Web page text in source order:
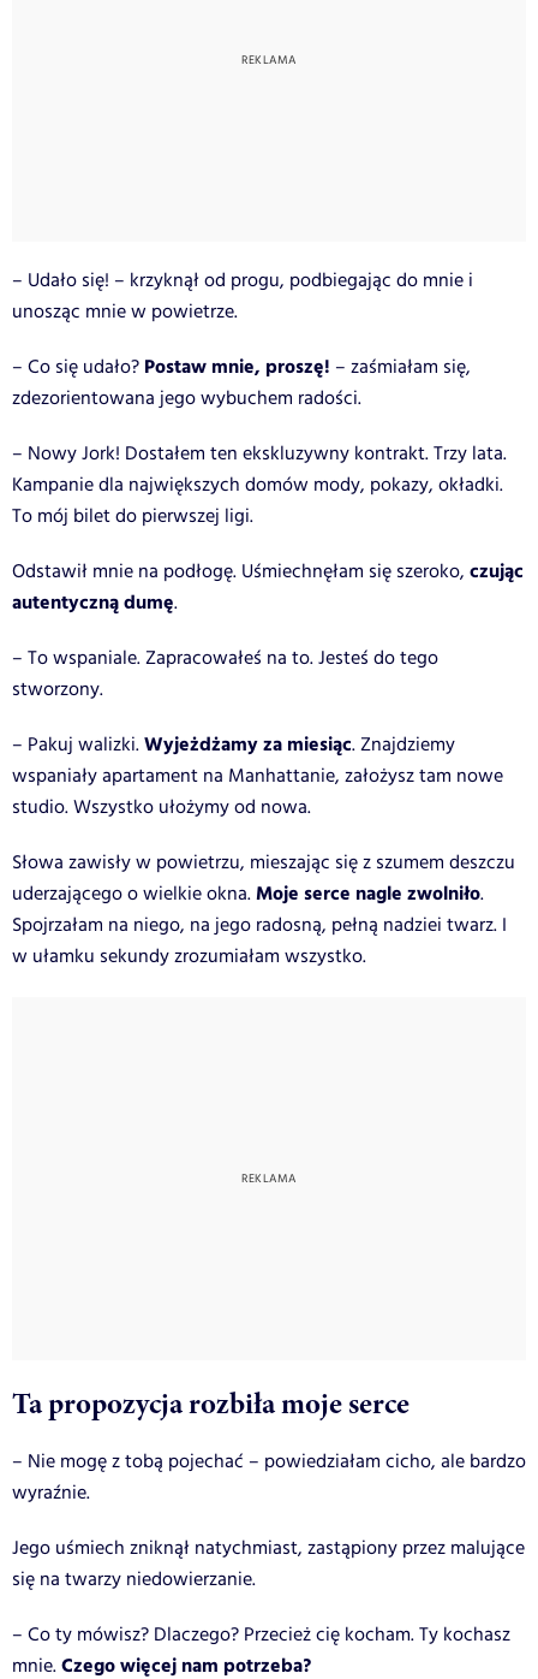
– Udało się! – krzyknął od progu, podbiegając do mnie i
unosząc mnie w powietrze.
– Co się udało? Postaw mnie, proszę! – zaśmiałam się,
zdezorientowana jego wybuchem radości.
– Nowy Jork! Dostałem ten ekskluzywny kontrakt. Trzy lata.
Kampanie dla największych domów mody, pokazy, okładki.
To mój bilet do pierwszej ligi.
Odstawił mnie na podłogę. Uśmiechnęłam się szeroko, czując
autentyczną dumę.
– To wspaniale. Zapracowałeś na to. Jesteś do tego
stworzony.
– Pakuj walizki.Wyjeżdżamy za miesiąc. Znajdziemy
wspaniały apartament na Manhattanie, założysz tam nowe
studio. Wszystko ułożymy od nowa.
Słowa zawisły w powietrzu, mieszając się z szumem deszczu
uderzającego o wielkie okna.Moje serce nagle zwolniło.
Spojrzałam na niego, na jego radosną, pełną nadziei twarz. I
w ułamku sekundy zrozumiałam wszystko.
Ta propozycja rozbiła moje serce
– Nie mogę z tobą pojechać – powiedziałam cicho, ale bardzo
wyraźnie.
Jego uśmiech zniknął natychmiast, zastąpiony przez malujące
się na twarzy niedowierzanie.
– Co ty mówisz? Dlaczego? Przecież cię kocham. Ty kochasz
mnie.Czego więcej nam potrzeba?